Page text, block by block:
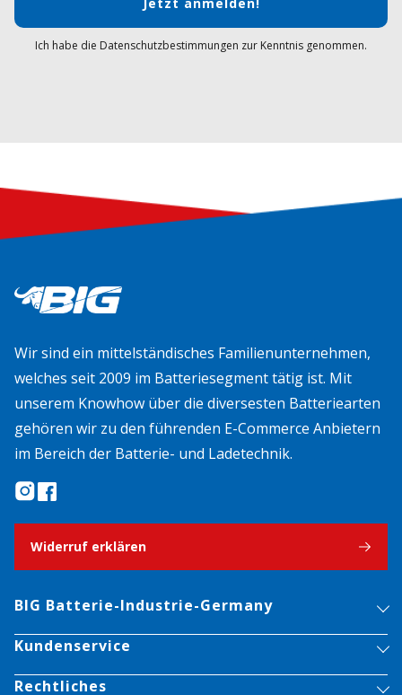
Ich habe die Datenschutzbestimmungen zur Kenntnis genommen.
Wir sind ein mittelständisches Familienunternehmen,
welches seit 2009 im Batteriesegment tätig ist. Mit
unserem Knowhow über die diversesten Batteriearten
gehören wir zu den führenden E-Commerce Anbietern
im Bereich der Batterie- und Ladetechnik.
Widerruf erklären
BIG Batterie-Industrie-Germany
Kundenservice
Rechtliches